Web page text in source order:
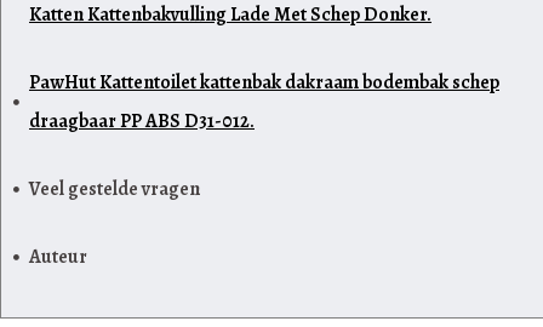
Katten Kattenbakvulling Lade Met Schep Donker.
PawHut Kattentoilet kattenbak dakraam bodembak schep
draagbaar PP ABS D31-012.
Veel gestelde vragen
Auteur